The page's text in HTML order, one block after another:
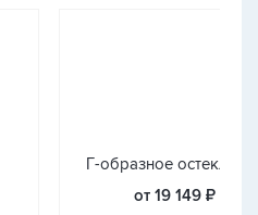
Г-образное
от 19 149 ₽